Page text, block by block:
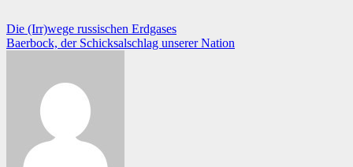
Beitragsnavigation
Die (Irr)wege russischen Erdgases
Baerbock, der Schicksalschlag unserer Nation